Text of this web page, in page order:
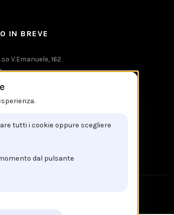
IN BREVE
V.Emanuele, 162
tutti i cookie oppure scegliere
dal pulsante